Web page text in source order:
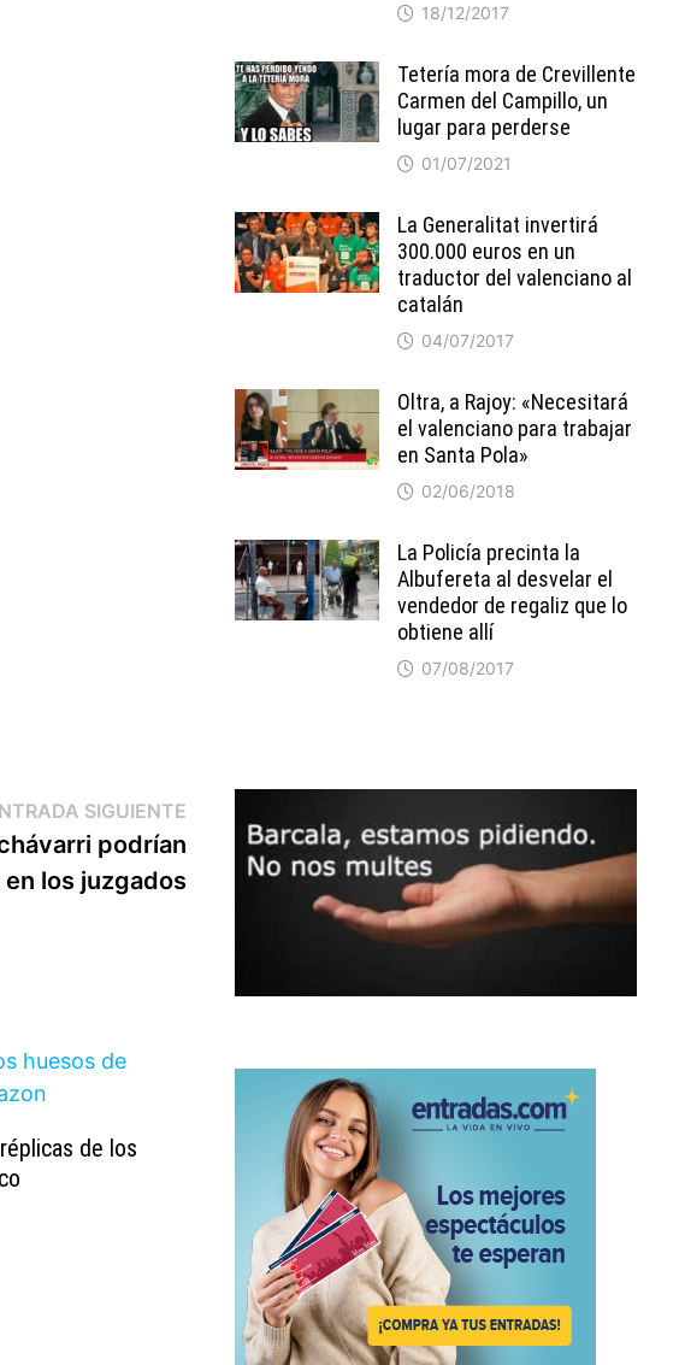
SIGUIENTEEntrada
siguiente:
podrían
los juzgados
de los
18/12/2017
Tetería mora de Crevillente
Carmen del Campillo, un
lugar para perderse
01/07/2021
La Generalitat invertirá
300.000 euros en un
traductor del valenciano al
catalán
04/07/2017
Oltra, a Rajoy: «Necesitará
el valenciano para trabajar
en Santa Pola»
02/06/2018
La Policía precinta la
Albufereta al desvelar el
vendedor de regaliz que lo
obtiene allí
07/08/2017